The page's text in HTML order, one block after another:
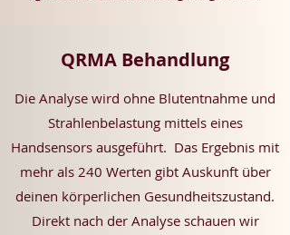
QRMA Behandlung
Die Analyse wird ohne Blutentnahme und
Strahlenbelastung mittels eines
Handsensors ausgeführt. Das Ergebnis mit
mehr als 240 Werten gibt Auskunft über
deinen körperlichen Gesundheitszustand.
Direkt nach der Analyse schauen wir